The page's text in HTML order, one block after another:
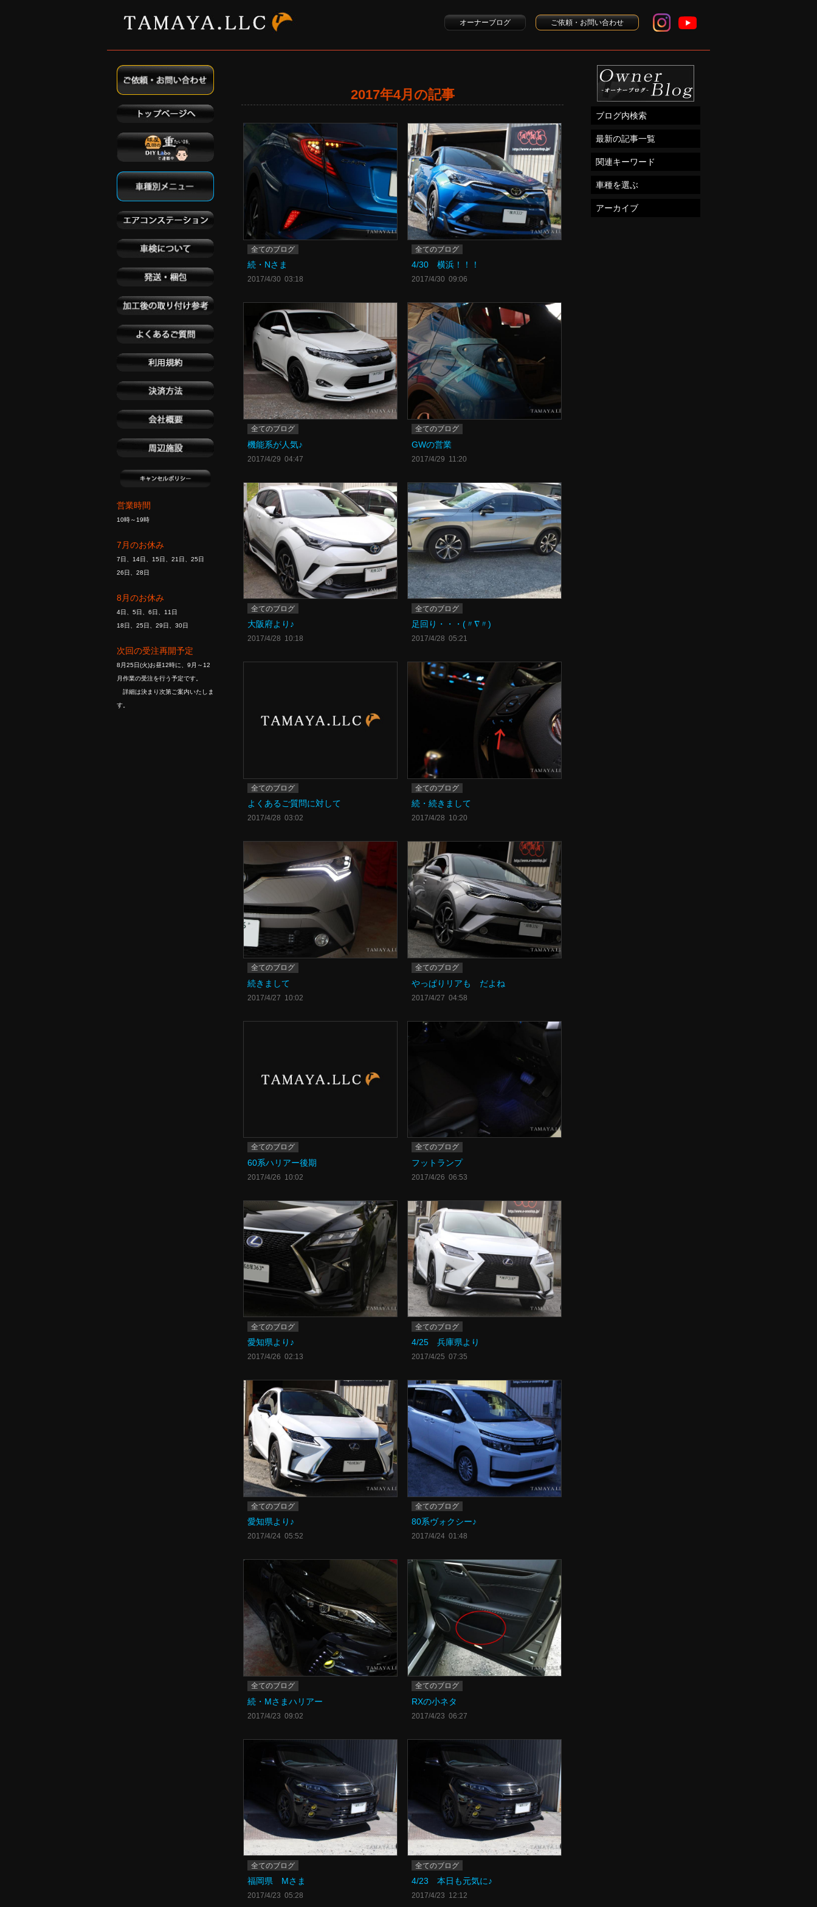
オーナーブログ ご依頼・お問い合わせ
2017年4月の記事
全てのブログ
続・Nさま
2017/4/30 03:18
全てのブログ
4/30 横浜！！！
2017/4/30 09:06
全てのブログ
機能系が人気♪
2017/4/29 04:47
全てのブログ
GWの営業
2017/4/29 11:20
全てのブログ
大阪府より♪
2017/4/28 10:18
全てのブログ
足回り・・・(〃∇〃)
2017/4/28 05:21
全てのブログ
よくあるご質問に対して
2017/4/28 03:02
全てのブログ
続・続きまして
2017/4/28 10:20
全てのブログ
続きまして
2017/4/27 10:02
全てのブログ
やっぱりリアも だよね
2017/4/27 04:58
全てのブログ
60系ハリアー後期
2017/4/26 10:02
全てのブログ
フットランプ
2017/4/26 06:53
全てのブログ
愛知県より♪
2017/4/26 02:13
全てのブログ
4/25 兵庫県より
2017/4/25 07:35
全てのブログ
愛知県より♪
2017/4/24 05:52
全てのブログ
80系ヴォクシー♪
2017/4/24 01:48
全てのブログ
続・Mさまハリアー
2017/4/23 09:02
全てのブログ
RXの小ネタ
2017/4/23 06:27
全てのブログ
福岡県 Mさま
2017/4/23 05:28
全てのブログ
4/23 本日も元気に♪
2017/4/23 12:12
営業時間
10時～19時
7月のお休み
7日、14日、15日、21日、25日
26日、28日
8月のお休み
4日、5日、6日、11日
18日、25日、29日、30日
次回の受注再開予定
8月25日(火)お昼12時に、9月～12
月作業の受注を行う予定です。
詳細は決まり次第ご案内いたしま
す。
ブログ内検索
最新の記事一覧
関連キーワード
車種を選ぶ
アーカイブ